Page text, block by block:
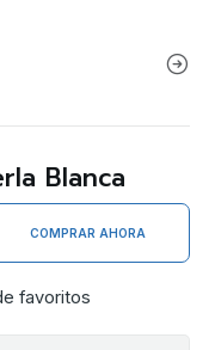
Blanca
COMPRAR AHORA
favoritos